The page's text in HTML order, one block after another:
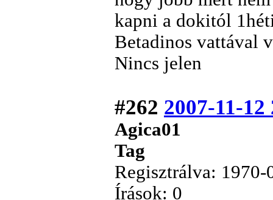
kapni a dokitól
Betadinos vattával
Nincs jelen
#262 2007-11-12
Agica01
Tag
Regisztrálva: 1970-
Írások: 0